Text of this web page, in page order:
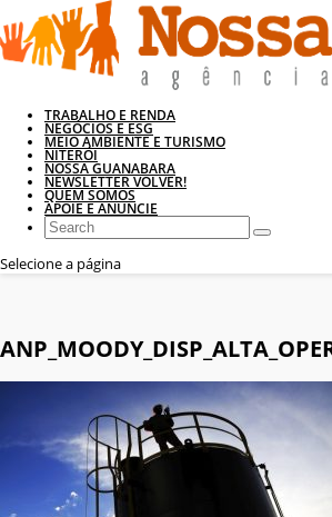
TRABALHO E RENDA
NEGÓCIOS E ESG
MEIO AMBIENTE E TURISMO
NITERÓI
NOSSA GUANABARA
NEWSLETTER VOLVER!
QUEM SOMOS
APOIE E ANUNCIE
Selecione a página